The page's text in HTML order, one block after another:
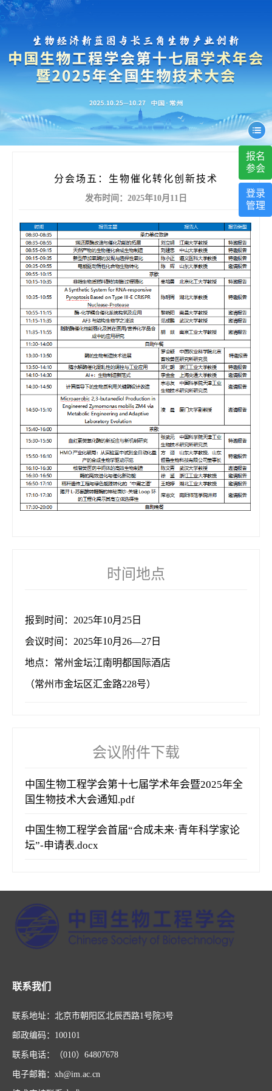
分会场五：生物催化转化创新技术
发布时间：2025年10月11日
报名
参会
登录
管理
时间地点
报到时间：2025年10月25日
会议时间：2025年10月26—27日
地点：常州金坛江南明都国际酒店
（常州市金坛区汇金路228号）
会议附件下载
中国生物工程学会第十七届学术年会暨2025年全
国生物技术大会通知.pdf
中国生物工程学会首届“合成未来·青年科学家论
坛”-申请表.docx
联系我们
联系地址：北京市朝阳区北辰西路1号院3号
邮政编码：100101
联系电话：（010）64807678
电子邮箱：xh@im.ac.cn